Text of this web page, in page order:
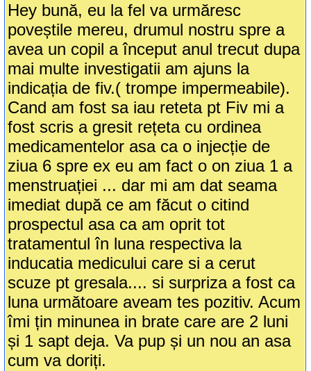
Hey bună, eu la fel va urmăresc
poveștile mereu, drumul nostru spre a
avea un copil a început anul trecut dupa
mai multe investigatii am ajuns la
indicația de fiv.( trompe impermeabile).
Cand am fost sa iau reteta pt Fiv mi a
fost scris a gresit rețeta cu ordinea
medicamentelor asa ca o injecție de
ziua 6 spre ex eu am fact o on ziua 1 a
menstruației ... dar mi am dat seama
imediat după ce am făcut o citind
prospectul asa ca am oprit tot
tratamentul în luna respectiva la
inducatia medicului care si a cerut
scuze pt gresala.... si surpriza a fost ca
luna următoare aveam tes pozitiv. Acum
îmi țin minunea in brate care are 2 luni
și 1 sapt deja. Va pup și un nou an asa
cum va doriți.